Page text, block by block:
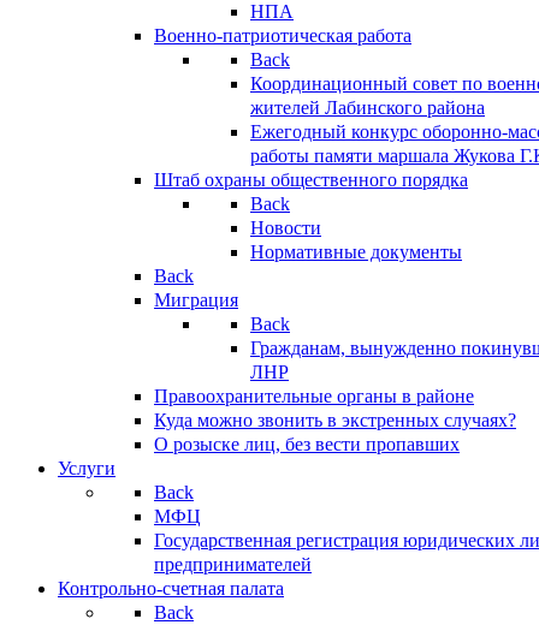
НПА
Военно-патриотическая работа
Back
Координационный совет по
жителей Лабинского района
Ежегодный конкурс оборонно-
работы памяти маршала Жукова
Штаб охраны общественного порядка
Back
Новости
Нормативные документы
Back
Миграция
Back
Гражданам, вынужденно
ЛНР
Правоохранительные органы в районе
Куда можно звонить в экстренных случаях?
О розыске лиц, без вести пропавших
Услуги
Back
МФЦ
Государственная регистрация юридических
предпринимателей
Контрольно-счетная палата
Back